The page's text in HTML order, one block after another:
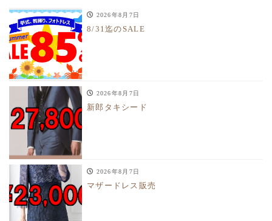
2026年8月7日
8/31迄のSALE
2026年8月7日
新郎タキシード
2026年8月7日
マザードレス販売